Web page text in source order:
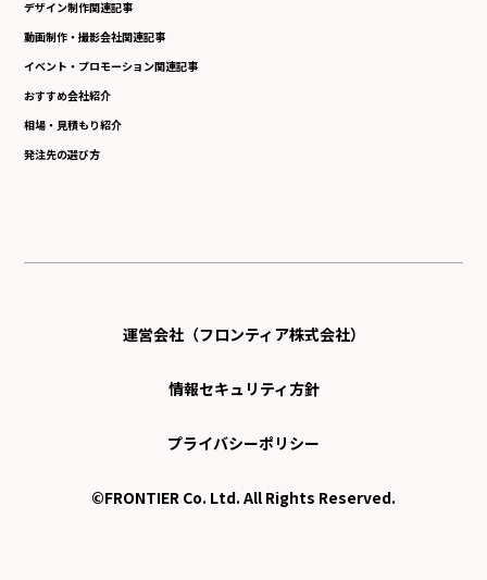
デザイン制作関連記事
動画制作・撮影会社関連記事
イベント・プロモーション関連記事
おすすめ会社紹介
相場・見積もり紹介
発注先の選び方
運営会社（フロンティア株式会社）
情報セキュリティ方針
プライバシーポリシー
©FRONTIER Co. Ltd. All Rights Reserved.